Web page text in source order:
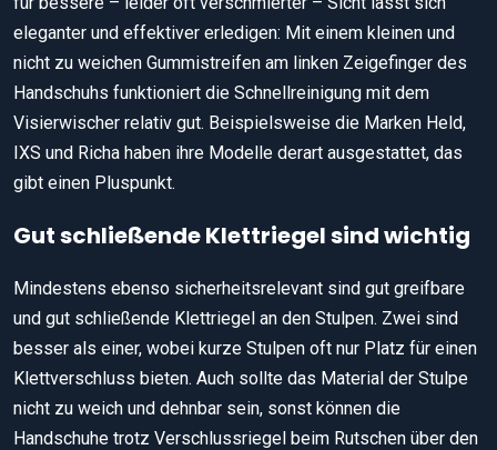
eleganter und effektiver erledigen: Mit einem kleinen und
nicht zu weichen Gummistreifen am linken Zeigefinger des
Handschuhs funktioniert die Schnellreinigung mit dem
Visierwischer relativ gut. Beispielsweise die Marken Held,
IXS und Richa haben ihre Modelle derart ausgestattet, das
gibt einen Pluspunkt.
Gut schließende Klettriegel sind wichtig
Mindestens ebenso sicherheitsrelevant sind gut greifbare
und gut schließende Klettriegel an den Stulpen. Zwei sind
besser als einer, wobei kurze Stulpen oft nur Platz für einen
Klettverschluss bieten. Auch sollte das Material der Stulpe
nicht zu weich und dehnbar sein, sonst können die
Handschuhe trotz Verschlussriegel beim Rutschen über den